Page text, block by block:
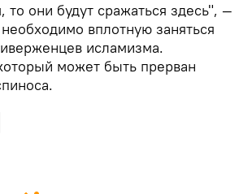
то они будут сражаться здесь", —
вплотную заняться
исламизма.
может быть прерван